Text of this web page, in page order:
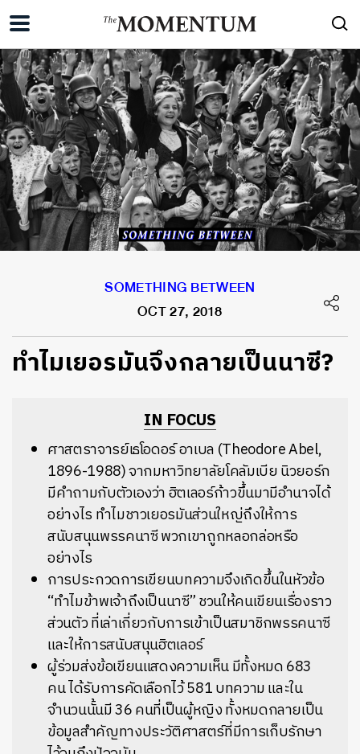
SOMETHING BETWEEN
OCT 27, 2018
ทำไมเยอรมันจึงกลายเป็นนาซี?
IN FOCUS
ศาสตราจารย์เธโอดอร์ อาเบล (Theodore Abel,
1896-1988) จากมหาวิทยาลัยโคลัมเบีย นิวยอร์ก
มีคำถามกับตัวเองว่า ฮิตเลอร์ก้าวขึ้นมามีอำนาจได้
อย่างไร ทำไมชาวเยอรมันส่วนใหญ่ถึงให้การ
สนับสนุนพรรคนาซี พวกเขาถูกหลอกล่อหรือ
อย่างไร
การประกวดการเขียนบทความจึงเกิดขึ้นในหัวข้อ
“ทำไมข้าพเจ้าถึงเป็นนาซี” ชวนให้คนเขียนเรื่องราว
ส่วนตัว ที่เล่าเกี่ยวกับการเข้าเป็นสมาชิกพรรคนาซี
และให้การสนับสนุนฮิตเลอร์
ผู้ร่วมส่งข้อเขียนแสดงความเห็น มีทั้งหมด 683
คน ได้รับการคัดเลือกไว้ 581 บทความ และใน
จำนวนนั้นมี 36 คนที่เป็นผู้หญิง ทั้งหมดกลายเป็น
ข้อมูลสำคัญทางประวัติศาสตร์ที่มีการเก็บรักษา